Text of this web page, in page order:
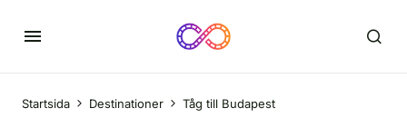
Startsida Destinationer Tåg till Budapest